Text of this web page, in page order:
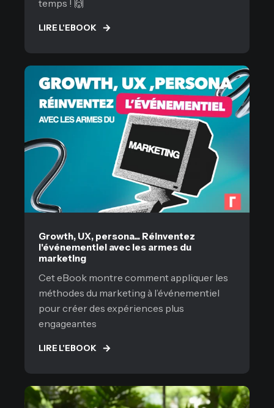
temps ! 🙌
LIRE L'EBOOK
Growth, UX, persona... Réinventez
l'événementiel avec les armes du
marketing
Cet eBook montre comment appliquer les
méthodes du marketing à l’événementiel
pour créer des expériences plus
engageantes
LIRE L'EBOOK